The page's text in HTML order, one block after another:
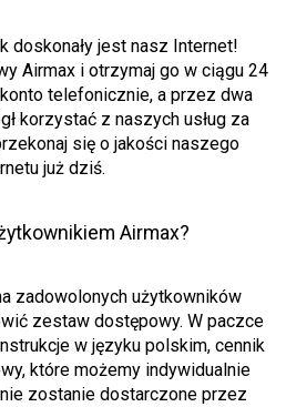
doskonały jest nasz Internet!
Airmax i otrzymaj go w ciągu 24
telefonicznie, a przez dwa
korzystać z naszych usług za
się o jakości naszego
już dziś.
Airmax?
zadowolonych użytkowników
zestaw dostępowy. W paczce
w języku polskim, cennik
które możemy indywidualnie
zostanie dostarczone przez